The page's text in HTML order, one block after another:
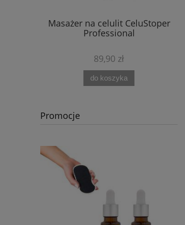
Masażer na celulit CeluStoper
Professional
89,90 zł
do koszyka
Promocje